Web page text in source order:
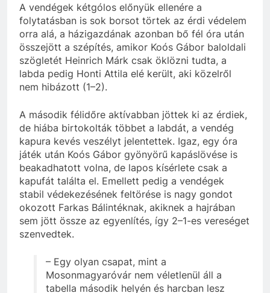
A vendégek kétgólos előnyük ellenére a
folytatásban is sok borsot törtek az érdi védelem
orra alá, a házigazdának azonban bő fél óra után
összejött a szépítés, amikor Koós Gábor baloldali
szögletét Heinrich Márk csak öklözni tudta, a
labda pedig Honti Attila elé került, aki közelről
nem hibázott (1–2).
A második félidőre aktívabban jöttek ki az érdiek,
de hiába birtokolták többet a labdát, a vendég
kapura kevés veszélyt jelentettek. Igaz, egy óra
játék után Koós Gábor gyönyörű kapáslövése is
beakadhatott volna, de lapos kísérlete csak a
kapufát találta el. Emellett pedig a vendégek
stabil védekezésének feltörése is nagy gondot
okozott Farkas Bálintéknak, akiknek a hajrában
sem jött össze az egyenlítés, így 2–1-es vereséget
szenvedtek.
– Egy olyan csapat, mint a
Mosonmagyaróvár nem véletlenül áll a
tabella második helyén és harcban lesz